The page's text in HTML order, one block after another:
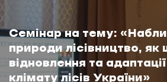
Семінар на тему:
природи лісівництво, як
відновлення та
клімату лісів України»